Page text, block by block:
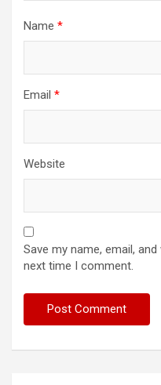
Name *
Email *
Website
Save my name, email,
next time I comment.